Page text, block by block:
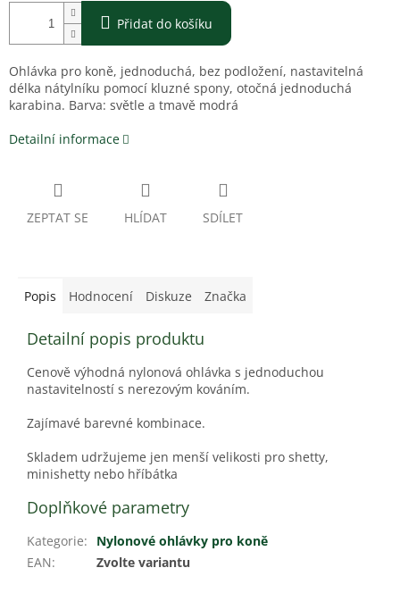
Přidat do košíku
Ohlávka pro koně, jednoduchá, bez podložení, nastavitelná
délka nátylníku pomocí kluzné spony, otočná jednoduchá
karabina. Barva: světle a tmavě modrá
Detailní informace
ZEPTAT SE HLÍDAT SDÍLET
Popis Hodnocení Diskuze Značka
Detailní popis produktu
Cenově výhodná nylonová ohlávka s jednoduchou
nastavitelností s nerezovým kováním.
Zajímavé barevné kombinace.
Skladem udržujeme jen menší velikosti pro shetty,
minishetty nebo hříbátka
Doplňkové parametry
Kategorie:
Nylonové ohlávky pro koně
EAN: Zvolte variantu